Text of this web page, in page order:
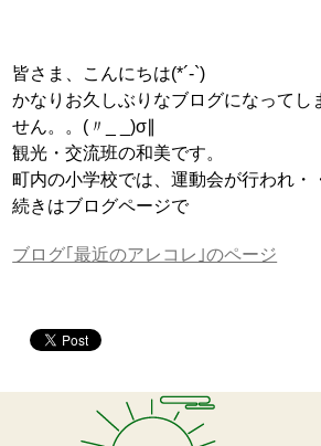
皆さま、こんにちは(*´-`)
かなりお久しぶりなブログになってし
せん。。(〃_ _)σ∥
観光・交流班の和美です。
町内の小学校では、運動会が行われ・
続きはブログページで
ブログ｢最近のアレコレ｣のページ